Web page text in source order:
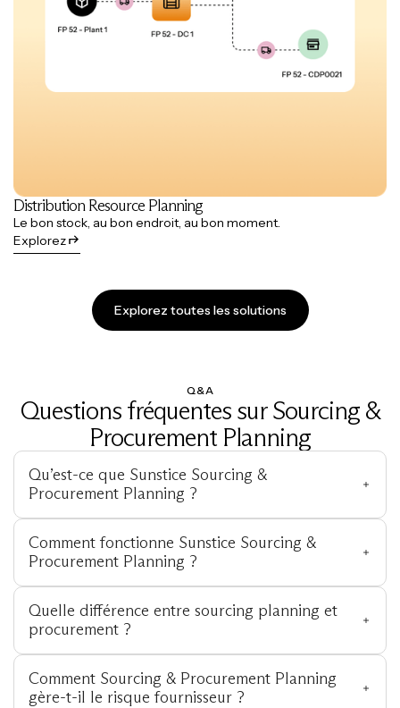
Distribution Resource Planning
Le bon stock, au bon endroit, au bon moment.
Explorez
Explorez toutes les solutions
Q&A
Questions fréquentes sur Sourcing &
Procurement Planning
Qu’est-ce que Sunstice Sourcing &
Procurement Planning ?
Comment fonctionne Sunstice Sourcing &
Procurement Planning ?
Quelle différence entre sourcing planning et
procurement ?
Comment Sourcing & Procurement Planning
gère-t-il le risque fournisseur ?